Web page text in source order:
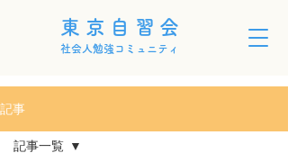
東京自習会
社会人勉強コミュニティ
記事
記事一覧